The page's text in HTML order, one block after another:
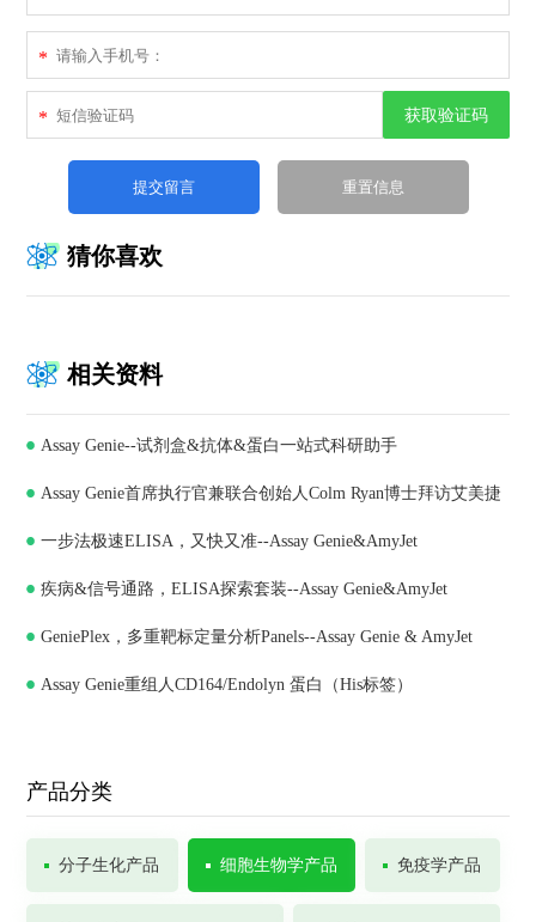
*
* 获取验证码
猜你喜欢
相关资料
Assay Genie--试剂盒&抗体&蛋白一站式科研助手
Assay Genie首席执行官兼联合创始人Colm Ryan博士拜访艾美捷
科技，深化合作共谋发展
一步法极速ELISA，又快又准--Assay Genie&AmyJet
疾病&信号通路，ELISA探索套装--Assay Genie&AmyJet
GeniePlex，多重靶标定量分析Panels--Assay Genie & AmyJet
Assay Genie重组人CD164/Endolyn 蛋白（His标签）
产品分类
分子生化产品 细胞生物学产品 免疫学产品